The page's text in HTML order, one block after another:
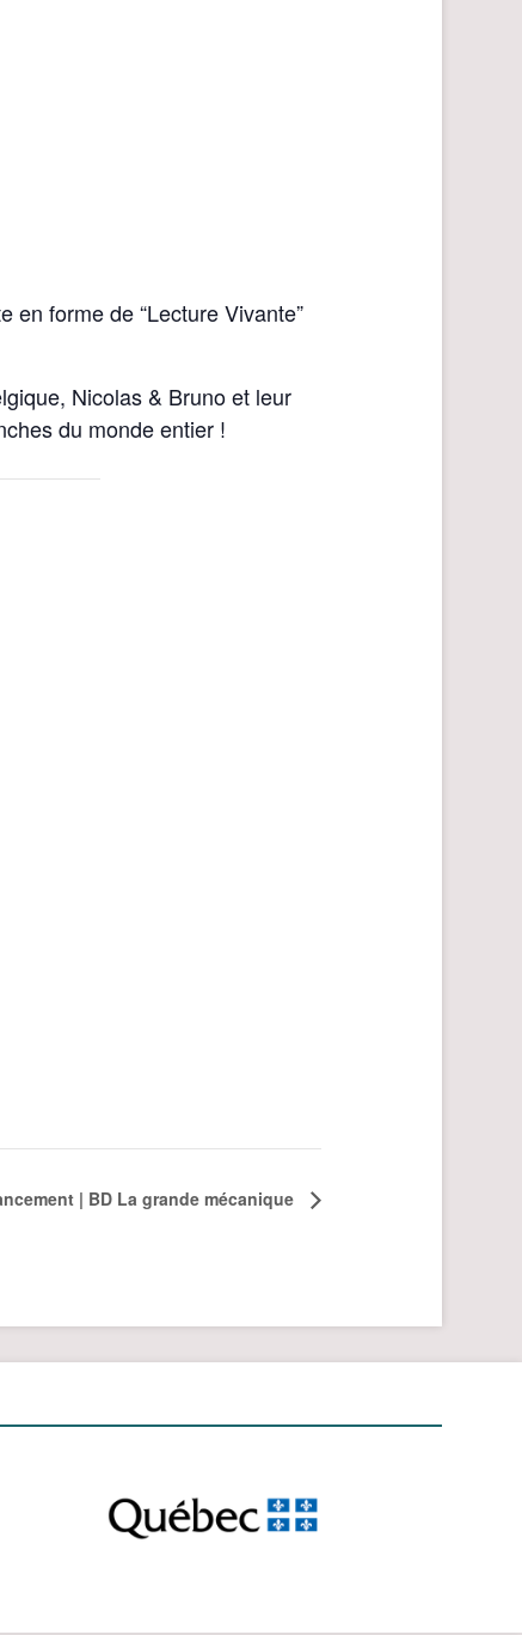
forme de “Lecture Vivante”
Nicolas & Bruno et leur
du monde entier !
| BD La grande mécanique